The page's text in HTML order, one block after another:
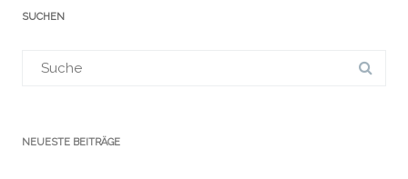
SUCHEN
für:
NEUESTE BEITRÄGE